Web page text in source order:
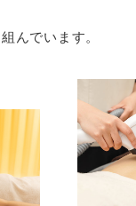
んでいます。